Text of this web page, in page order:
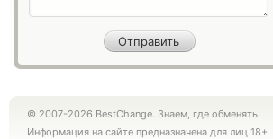
© 2007-2026 BestChange. Знаем, где обменять!
Информация на сайте предназначена для лиц 18+